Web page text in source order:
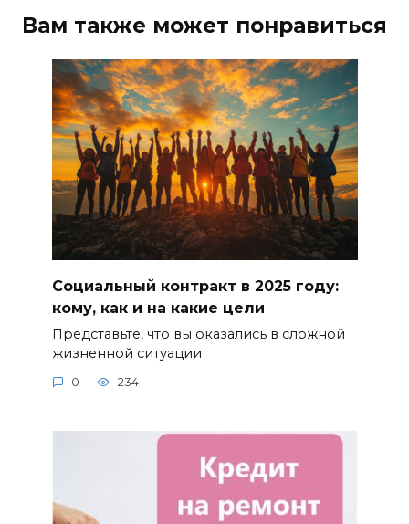
Вам также может понравиться
Социальный контракт в 2025 году:
кому, как и на какие цели
Представьте, что вы оказались в сложной
жизненной ситуации
0 234